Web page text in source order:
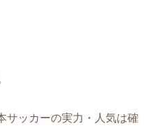
サッカーの実力・人気は確